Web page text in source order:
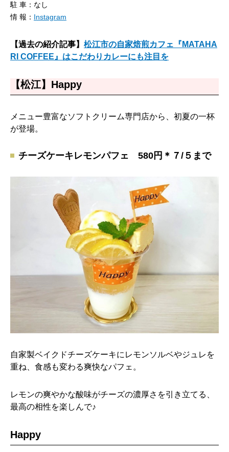
駐 車：なし
情 報： Instagram
【過去の紹介記事】 松江市の自家焙煎カフェ『MATAHA
RI COFFEE』はこだわりカレーにも注目を
【松江】Happy
メニュー豊富なソフトクリーム専門店から、初夏の一杯
が登場。
チーズケーキレモンパフェ 580円＊７/５まで
自家製ベイクドチーズケーキにレモンソルベやジュレを
重ね、食感も変わる爽快なパフェ。
レモンの爽やかな酸味がチーズの濃厚さを引き立てる、
最高の相性を楽しんで♪
Happy